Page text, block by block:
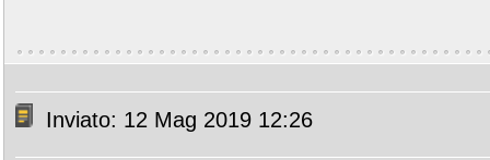
Inviato: 12 Mag 2019 12:26